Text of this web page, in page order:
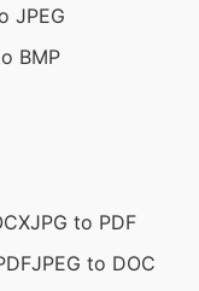
JPEG
BMP
JPG to PDF
JPEG to DOC